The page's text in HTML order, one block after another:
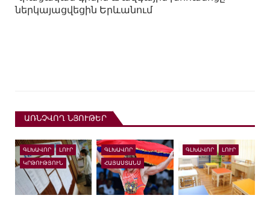
ներկայացվեցին Երևանում
ԱՌՆՉՎՈՂ ՆՅՈՒԹԵՐ
ԳԼԽԱՎՈՐ ԼՈՒՐ
ԿՐԹՈՒԹՅՈՒՆ
ԳԼԽԱՎՈՐ
ՀԱՅԱՍՏԱՆՍ
ԳԼԽԱՎՈՐ ԼՈՒՐ